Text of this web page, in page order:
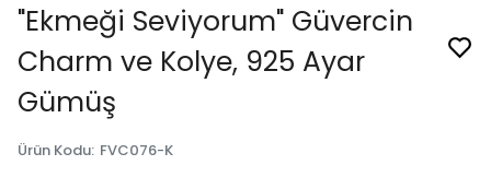
"Ekmeği Seviyorum" Güvercin
Charm ve Kolye, 925 Ayar
Gümüş
Ürün Kodu: FVC076-K